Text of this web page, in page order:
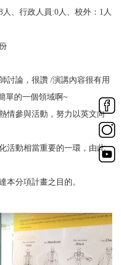
人、行政人員 :0 人、校外： 1 人
討論，很讚 /演講內容很有用
單的一個領域啊 ~
情參與活動，努力以英文向
活動相當重要的一環，由此
本分項計畫之目的。